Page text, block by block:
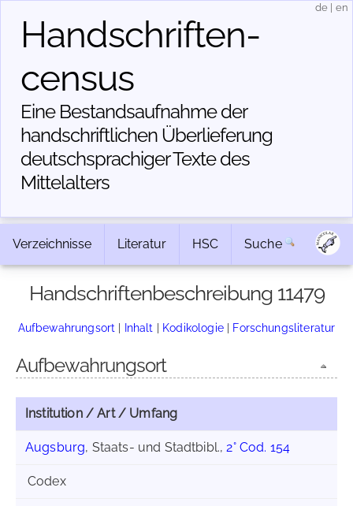
Handschriften­
census
Eine Bestandsaufnahme der
handschriftlichen Über­lieferung
deutschsprachiger Texte des
Mittelalters
de en
Verzeichnisse Literatur HSC Suche
Handschriftenbeschreibung 11479
Aufbewahrungsort | Inhalt | Kodikologie| Forschungsliteratur
Aufbewahrungsort
Institution / Art / Umfang
Augsburg, Staats- und Stadtbibl.,2° Cod. 154
Codex